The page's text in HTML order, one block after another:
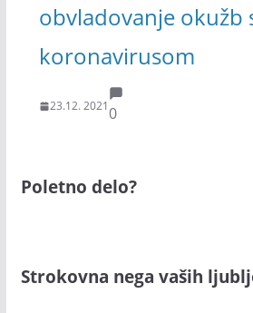
obvladovanje okužb
koronavirusom
23.12. 20210
Poletno delo?
Strokovna nega vaših